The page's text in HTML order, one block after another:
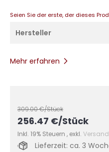
Seien Sie der erste, der dieses
Hersteller
Mehr erfahren
309.00€/Stück
256.47 €/Stück
Inkl. 19% Steuern , exkl.
Lieferzeit: ca. 3